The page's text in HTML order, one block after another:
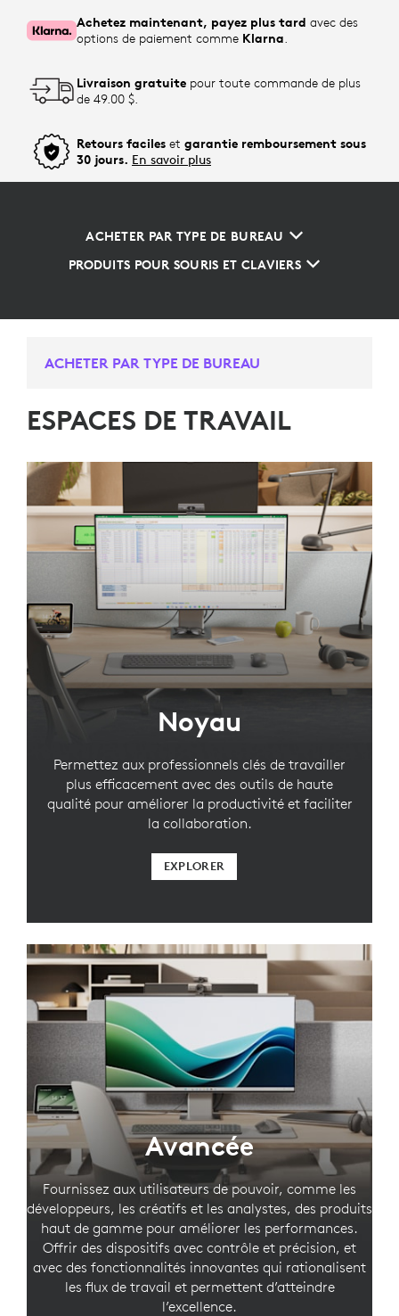
Achetez maintenant, payez plus tard avec des
options de paiement comme Klarna.
Livraison gratuite pour toute commande de plus
de 49.00 $.
Retours faciles et garantie remboursement sous
30 jours. En savoir plus
ACHETER PAR TYPE DE BUREAU
PRODUITS POUR SOURIS ET CLAVIERS
ACHETER PAR TYPE DE BUREAU
ESPACES DE TRAVAIL
Noyau
Permettez aux professionnels clés de travailler
plus efficacement avec des outils de haute
qualité pour améliorer la productivité et faciliter
la collaboration.
EXPLORER
Avancée
Fournissez aux utilisateurs de pouvoir, comme les
développeurs, les créatifs et les analystes, des produits
haut de gamme pour améliorer les performances.
Offrir des dispositifs avec contrôle et précision, et
avec des fonctionnalités innovantes qui rationalisent
les flux de travail et permettent d’atteindre
l’excellence.